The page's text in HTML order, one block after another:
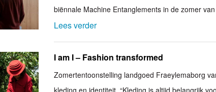
biënnale Machine Entanglements in de zomer
Lees verder
I am I – Fashion transformed
Zomertentoonstelling landgoed Fraeylemaborg